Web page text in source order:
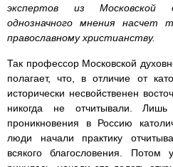
экспертов из Московской
однозначного мнения насчет
православному христианству.
Так профессор Московской
полагает, что, в отличие от
исторически несвойственен
никогда не отчитывали.
проникновения в Россию
люди начали практику
всякого благословения.